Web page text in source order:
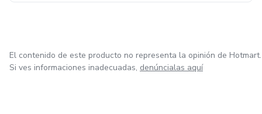
El contenido de este producto no representa la opinión de Hotmart.
Si ves informaciones inadecuadas, denúncialas aquí